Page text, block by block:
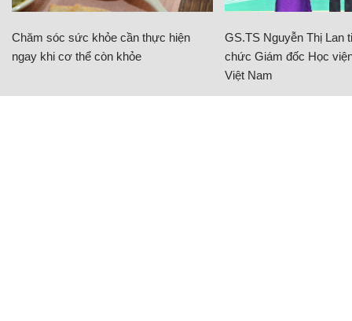
Chăm sóc sức khỏe cần thực hiện
ngay khi cơ thể còn khỏe
GS.TS Nguyễn Thị Lan
chức Giám đốc Học
Việt Nam